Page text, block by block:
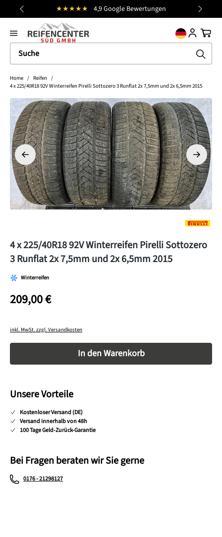
springen
★★★★★ 4,9 Google Bewertungen
general.prev
Home / Reifen /
4 x 225/40R18 92V Winterreifen Pirelli Sottozero 3 Runflat 2x 7,5mm und 2x 6,5mm 2015
Bildergalerie überspringen
4 x 225/40R18 92V Winterreifen Pirelli Sottozero
3 Runflat 2x 7,5mm und 2x 6,5mm 2015
Winterreifen
209,00 €
inkl. MwSt. zzgl. Versandkosten
Produkt Anzahl: Gib den gewünschten Wert
In den Warenkorb
Unsere Vorteile
Kostenloser Versand (DE)
Versand innerhalb von 48h
100 Tage Geld-Zurück-Garantie
Bei Fragen beraten wir Sie gerne
0176 - 21298127